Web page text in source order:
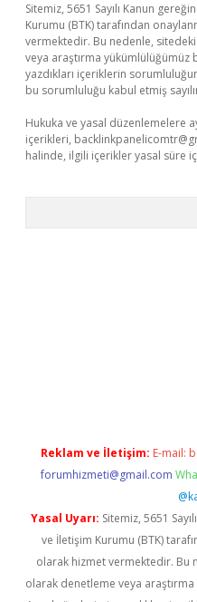
Sitemiz, 5651 Sayılı Kanun
Kurumu (BTK) tarafından
vermektedir. Bu nedenle,
veya araştırma yükümlülüğümüz
yazdıkları içeriklerin
bu sorumluluğu kabul etmiş
Hukuka ve yasal düzenlemelere
içerikleri,
halinde, ilgili içerikler yasal süre
Reklam ve İletişim: E-mail:
forumhizmeti@gmail.com
Yasal Uyarı: Sitemiz, 5651
ve İletişim Kurumu (BTK)
olarak hizmet vermektedir. Bu
olarak denetleme veya